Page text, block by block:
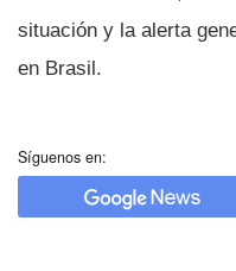
situación y la alerta
en Brasil.
Síguenos en: